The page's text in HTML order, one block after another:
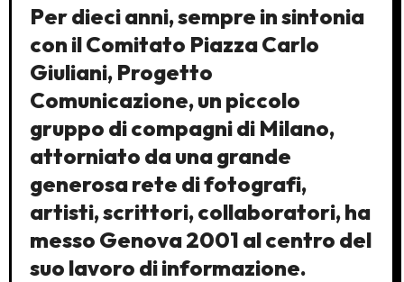
Per dieci anni, sempre in sintonia
con il Comitato Piazza Carlo
Giuliani, Progetto
Comunicazione, un piccolo
gruppo di compagni di Milano,
attorniato da una grande
generosa rete di fotografi,
artisti, scrittori, collaboratori, ha
messo Genova 2001 al centro del
suo lavoro di informazione.